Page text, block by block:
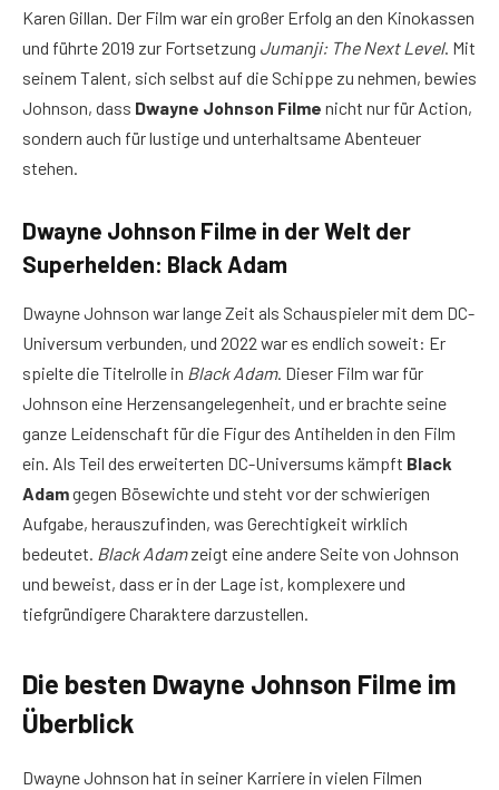
Karen Gillan. Der Film war ein großer Erfolg an den Kinokassen
und führte 2019 zur Fortsetzung Jumanji: The Next Level. Mit
seinem Talent, sich selbst auf die Schippe zu nehmen, bewies
Johnson, dass Dwayne Johnson Filme nicht nur für Action,
sondern auch für lustige und unterhaltsame Abenteuer
stehen.
Dwayne Johnson Filme in der Welt der
Superhelden: Black Adam
Dwayne Johnson war lange Zeit als Schauspieler mit dem DC-
Universum verbunden, und 2022 war es endlich soweit: Er
spielte die Titelrolle in Black Adam. Dieser Film war für
Johnson eine Herzensangelegenheit, und er brachte seine
ganze Leidenschaft für die Figur des Antihelden in den Film
ein. Als Teil des erweiterten DC-Universums kämpft Black
Adamgegen Bösewichte und steht vor der schwierigen
Aufgabe, herauszufinden, was Gerechtigkeit wirklich
bedeutet. Black Adamzeigt eine andere Seite von Johnson
und beweist, dass er in der Lage ist, komplexere und
tiefgründigere Charaktere darzustellen.
Die besten Dwayne Johnson Filme im
Überblick
Dwayne Johnson hat in seiner Karriere in vielen Filmen